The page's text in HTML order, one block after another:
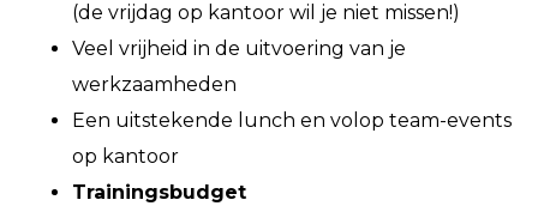
(de vrijdag op kantoor wil je niet missen!)
Veel vrijheid in de uitvoering van je
werkzaamheden
Een uitstekende lunch en volop team-events
op kantoor
Trainingsbudget